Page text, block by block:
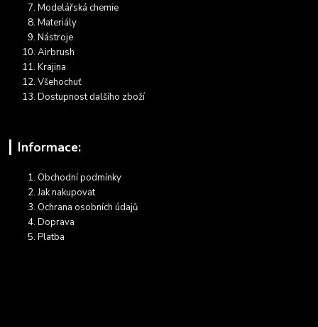
Modelářská chemie
Materiály
Nástroje
Airbrush
Krajina
Všehochuť
Dostupnost dalšího zboží
Informace:
Obchodní podmínky
Jak nakupovat
Ochrana osobních údajů
Doprava
Platba